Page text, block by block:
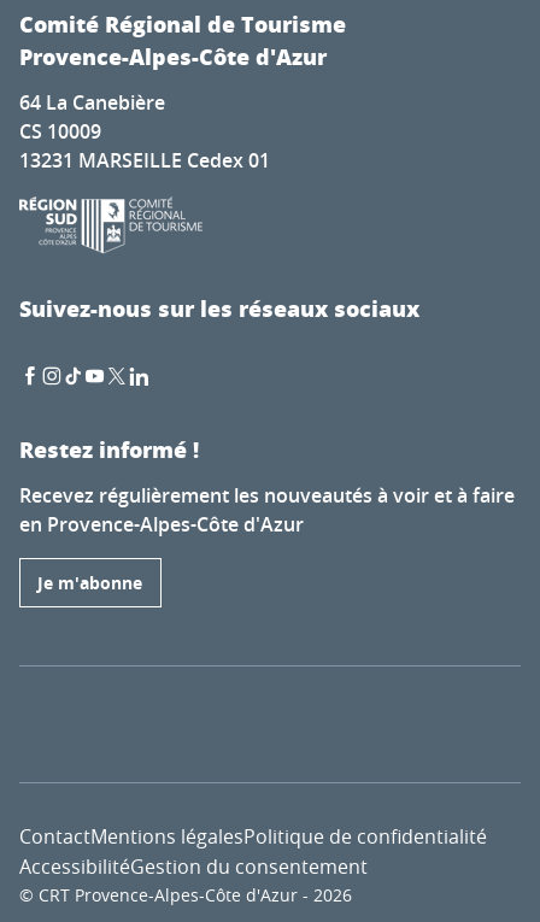
Comité Régional de Tourisme
Provence-Alpes-Côte d'Azur
64 La Canebière
CS 10009
13231 MARSEILLE Cedex 01
Suivez-nous sur les réseaux sociaux
Restez informé !
Recevez régulièrement les nouveautés à voir et à faire
en Provence-Alpes-Côte d'Azur
Je m'abonne
© CRT Provence-Alpes-Côte d'Azur - 2026
ContactMentions légalesPolitique de confidentialité
AccessibilitéGestion du consentement